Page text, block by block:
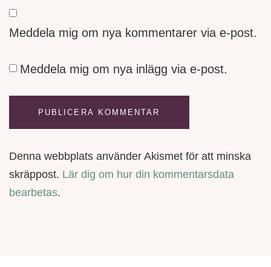
Meddela mig om nya kommentarer via e-post.
Meddela mig om nya inlägg via e-post.
Denna webbplats använder Akismet för att minska
skräppost. Lär dig om hur din kommentarsdata
bearbetas.